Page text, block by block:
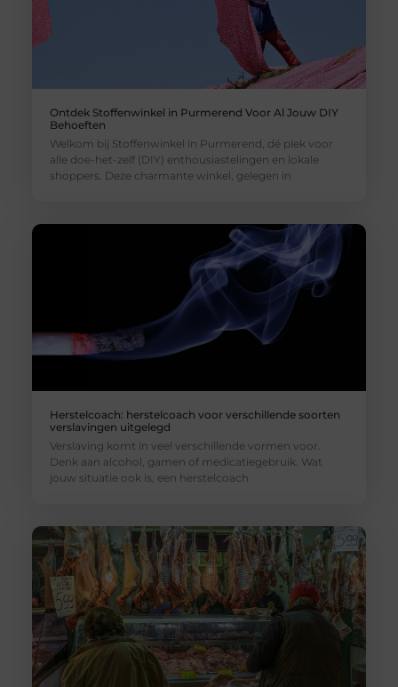
Ontdek Stoffenwinkel in Purmerend Voor Al Jouw DIY
Behoeften
Welkom bij Stoffenwinkel in Purmerend, dé plek voor
alle doe-het-zelf (DIY) enthousiastelingen en lokale
shoppers. Deze charmante winkel, gelegen in
Herstelcoach: herstelcoach voor verschillende soorten
verslavingen uitgelegd
Verslaving komt in veel verschillende vormen voor.
Denk aan alcohol, gamen of medicatiegebruik. Wat
jouw situatie ook is, een herstelcoach